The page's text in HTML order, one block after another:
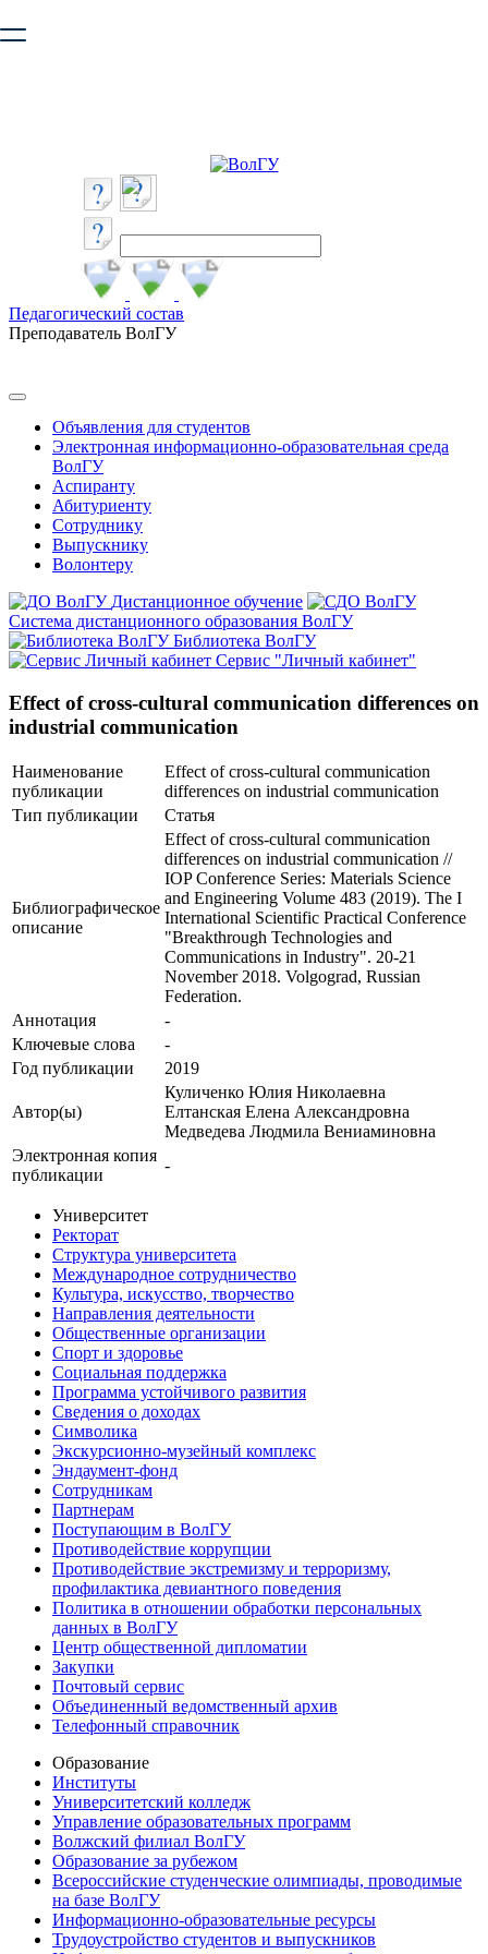
безопасную работу с сайтом. Пожалуйста
Педагогический состав
Преподаватель ВолГУ
Объявления для студентов
Электронная информационно-образовательная среда
ВолГУ
Аспиранту
Абитуриенту
Сотруднику
Выпускнику
Волонтеру
Дистанционное обучение
Система дистанционного образования ВолГУ
Библиотека ВолГУ
Сервис "Личный кабинет"
Effect of cross-cultural communication differences on
industrial communication
Наименование
публикации
Effect of cross-cultural communication
differences on industrial communication
Тип публикации
Статья
Библиографическое
описание
Effect of cross-cultural communication
differences on industrial communication //
IOP Conference Series: Materials Science
and Engineering Volume 483 (2019). The I
International Scientific Practical Conference
"Breakthrough Technologies and
Communications in Industry". 20-21
November 2018. Volgograd, Russian
Federation.
Аннотация
-
Ключевые cлова
-
Год публикации
2019
Автор(ы)
Куличенко Юлия Николаевна
Елтанская Елена Александровна
Медведева Людмила Вениаминовна
Электронная копия
публикации
-
Университет
Ректорат
Структура университета
Международное сотрудничество
Культура, искусство, творчество
Направления деятельности
Общественные организации
Спорт и здоровье
Социальная поддержка
Программа устойчивого развития
Сведения о доходах
Символика
Экскурсионно-музейный комплекс
Эндаумент-фонд
Сотрудникам
Партнерам
Поступающим в ВолГУ
Противодействие коррупции
Противодействие экстремизму и терроризму,
профилактика девиантного поведения
Политика в отношении обработки персональных
данных в ВолГУ
Центр общественной дипломатии
Закупки
Почтовый сервис
Объединенный ведомственный архив
Телефонный справочник
Образование
Институты
Университетский колледж
Управление образовательных программ
Волжский филиал ВолГУ
Образование за рубежом
Всероссийские студенческие олимпиады, проводимые
на базе ВолГУ
Информационно-образовательные ресурсы
Трудоустройство студентов и выпускников